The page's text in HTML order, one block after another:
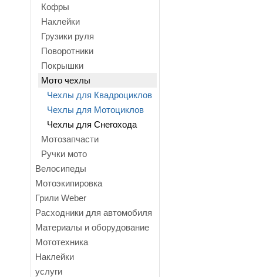
Кофры
Наклейки
Грузики руля
Поворотники
Покрышки
Мото чехлы
Чехлы для Квадроциклов
Чехлы для Мотоциклов
Чехлы для Снегохода
Мотозапчасти
Ручки мото
Велосипеды
Мотоэкипировка
Грили Weber
Расходники для автомобиля
Материалы и оборудование
Мототехника
Наклейки
услуги